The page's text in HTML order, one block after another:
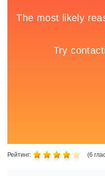
Рейтинг: (6